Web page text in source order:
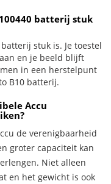
batterij stuk
stuk is. Je toestel
en je beeld blijft
in een herstelpunt
B10 batterij.
Accu
de verenigbaarheid
groter capaciteit kan
Niet alleen
en het gewicht is ook